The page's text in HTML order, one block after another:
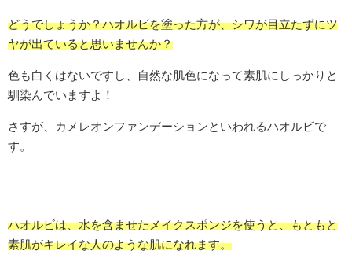
どうでしょうか？ハオルビを塗った方が、シワが目立たずにツ
ヤが出ていると思いませんか？
色も白くはないですし、自然な肌色になって素肌にしっかりと
馴染んでいますよ！
さすが、カメレオンファンデーションといわれるハオルビで
す。
ハオルビは、水を含ませたメイクスポンジを使うと、もともと
素肌がキレイな人のような肌になれます。